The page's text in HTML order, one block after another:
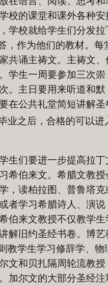
校的课堂和课外各种安
学校就给学生们分发拉
，作为他们的教材。每
共诵主祷文。主祷文、
学生一周要参加三次崇
。主日要用来听道和默
在公共礼堂简短讲解圣
业之后，合格的可以进
生们要进一步提高拉丁
希伯来文。希腊文教授
，读柏拉图、普鲁塔克
者学习希腊诗人、演说
伯来文教授不仅教学生
解旧约圣经书卷。博艺
教学生学习修辞学、物
文和贝扎隔周轮流教授
加尔文的大部分圣经注